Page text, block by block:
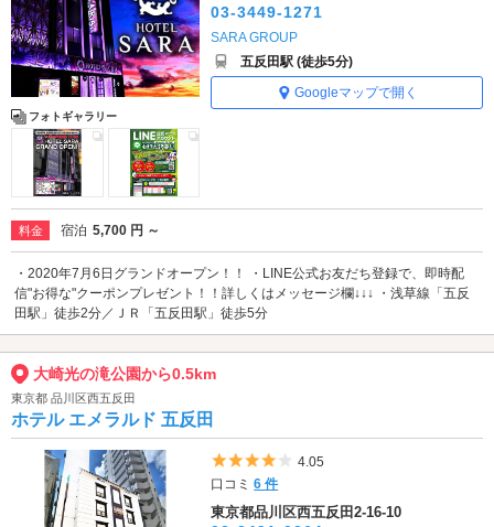
フォトギャラリー
03-3449-1271
SARA GROUP
五反田駅 (徒歩5分)
Googleマップで開く
料金 宿泊 5,700 円 ～
・2020年7月6日グランドオープン！！ ・LINE公式お友だち登録で、即時配
信"お得な"クーポンプレゼント！！詳しくはメッセージ欄↓↓↓ ・浅草線「五反
田駅」徒歩2分／ＪＲ「五反田駅」徒歩5分
大崎光の滝公園から0.5km
東京都 品川区西五反田
ホテル エメラルド 五反田
5つ星のうち4
4.05
口コミ6 件
東京都品川区西五反田2-16-10